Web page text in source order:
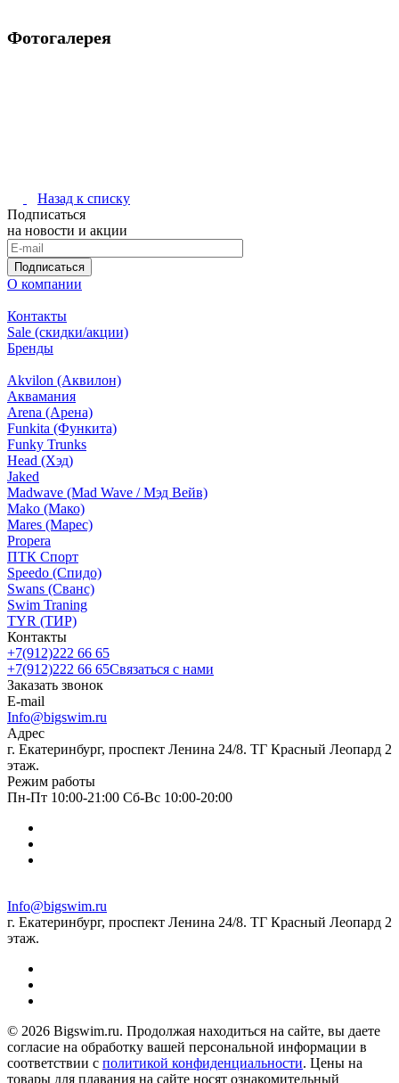
Фотогалерея
Назад к списку
Подписаться
на новости и акции
Подписаться
О компании
Контакты
Sale (скидки/акции)
Бренды
Akvilon (Аквилон)
Аквамания
Arena (Арена)
Funkita (Функита)
Funky Trunks
Head (Хэд)
Jaked
Madwave (Mad Wave / Мэд Вейв)
Mako (Мако)
Mares (Марес)
Propera
ПТК Спорт
Speedo (Спидо)
Swans (Сванс)
Swim Traning
TYR (ТИР)
Контакты
+7(912)222 66 65
+7(912)222 66 65Связаться с нами
Заказать звонок
E-mail
Info@bigswim.ru
Адрес
г. Екатеринбург, проспект Ленина 24/8. ТГ Красный Леопард 2
этаж.
Режим работы
Пн-Пт 10:00-21:00 Сб-Вс 10:00-20:00
Info@bigswim.ru
г. Екатеринбург, проспект Ленина 24/8. ТГ Красный Леопард 2
этаж.
© 2026 Bigswim.ru. Продолжая находиться на сайте, вы даете
согласие на обработку вашей персональной информации в
соответствии с политикой конфиденциальности. Цены на
товары для плавания на сайте носят ознакомительный